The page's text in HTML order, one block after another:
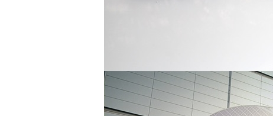
[속보]7~9일 프로야구 3연전도 폭염 취소…11일 재개
"韓 외환시장 개입 관측 배경엔 美의 대한국 무역적자 있어"
'월드컵 탈락 후폭풍' 축구협회…초유의 압수수색에 '충격·당황'